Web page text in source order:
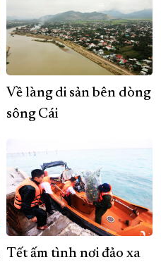
Về làng di sản bên dòng
sông Cái
Tết ấm tình nơi đảo xa